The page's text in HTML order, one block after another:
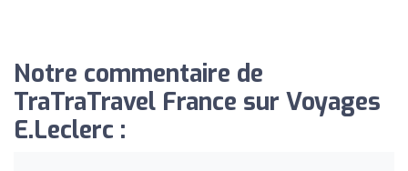
Notre commentaire de
TraTraTravel France sur Voyages
E.Leclerc :